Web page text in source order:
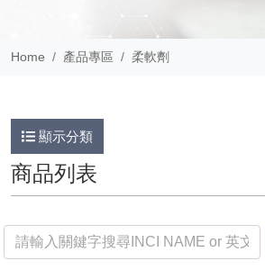
Home 產品專區 柔軟劑
顯示分類
商品列表